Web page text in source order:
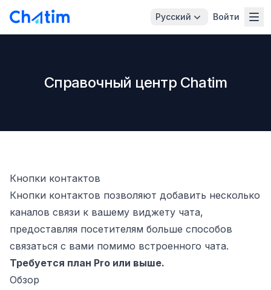
Русский Войти
Справочный центр Chatim
Кнопки контактов
Кнопки контактов позволяют добавить несколько
каналов связи к вашему виджету чата,
предоставляя посетителям больше способов
связаться с вами помимо встроенного чата.
Требуется план Pro или выше.
Обзор